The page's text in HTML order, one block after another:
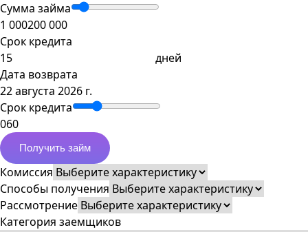
Сумма займа
1 000200 000
Срок кредита
дней
Дата возврата
22 августа 2026 г.
Срок кредита
060
Получить займ
Комиссия
Способы получения
Рассмотрение
Категория заемщиков